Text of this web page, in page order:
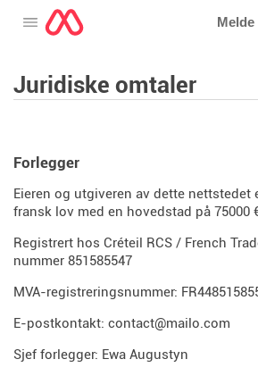
Åpne menyen
Juridiske omtaler
Forlegger
Eieren og utgiveren av dette nettstedet
fransk lov med en hovedstad på 75000
Registrert hos Créteil RCS / French
nummer 851585547
MVA-registreringsnummer:
E-postkontakt: contact@mailo.com
Sjef forlegger: Ewa Augustyn